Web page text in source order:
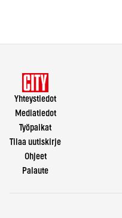
Yhteystiedot
Mediatiedot
Työpaikat
Tilaa uutiskirje
Ohjeet
Palaute